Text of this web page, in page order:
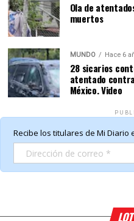
Ola de
muertos
MUNDO Hace 6
28 sicarios
atentado
México. Video